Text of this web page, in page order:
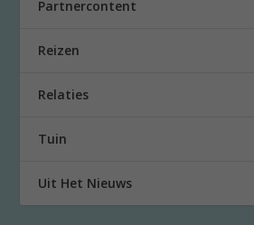
Partnercontent
Reizen
Relaties
Tuin
Uit Het Nieuws